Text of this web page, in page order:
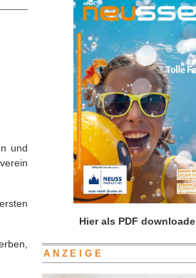
und
Hier als PDF
ANZEIGE